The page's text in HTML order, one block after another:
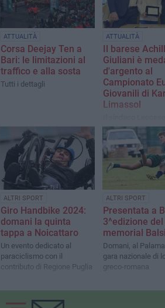
ATTUALITÀ
Corsa Deejay Ten a
Bari: le limitazioni al
traffico e alla sosta
Tutti i dettagli
ATTUALITÀ
Il barese
Giuliani è
d'argento al
Campionato
Giovanili di
Limassol
giovane atleta
ALTRI SPORT
Giro Handbike 2024:
domani la quinta
tappa a Noicattaro
Un evento dedicato al
paraciclismo con il
contributo di Regione Puglia
ALTRI SPORT
Presentata a
3^edizione del
memorial
Domani, al
gara nazionale di
greco-romana